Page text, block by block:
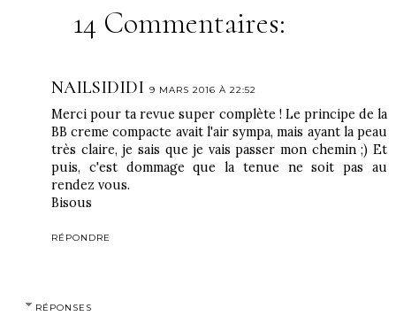
14 Commentaires:
NAILSIDIDI 9 MARS 2016 À 22:52
Merci pour ta revue super complète ! Le principe de la
BB creme compacte avait l'air sympa, mais ayant la peau
très claire, je sais que je vais passer mon chemin ;) Et
puis, c'est dommage que la tenue ne soit pas au
rendez vous.
Bisous
RÉPONDRE
RÉPONSES